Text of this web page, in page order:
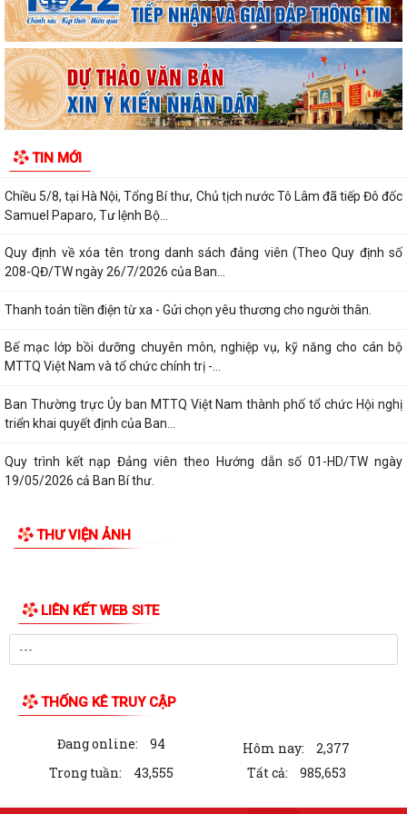
TIN MỚI
Trung tâm Dịch vụ sự nghiệp công xã Phú Thái đã tổ chức 08 lớp tập
huấn chuyển giao khoa học kỹ...
Công an xã Phú Thái phát hiện và xử lý 02 trường hợp đăng tải nội
dung xuyên tạc sai sự thật trên...
logistics", "Ghép đơn", "Nhiệm vụ...
Chiều 5/8, tại Hà Nội, Tổng Bí thư, Chủ tịch nước Tô Lâm đã tiếp Đô đốc
Samuel Paparo, Tư lệnh Bộ...
Quy định về xóa tên trong danh sách đảng viên (Theo Quy định số
208-QĐ/TW ngày 26/7/2026 của Ban...
Thanh toán tiền điện từ xa - Gửi chọn yêu thương cho người thân.
Bế mạc lớp bồi dưỡng chuyên môn, nghiệp vụ, kỹ năng cho cán bộ
MTTQ Việt Nam và tổ chức chính trị -...
Ban Thường trực Ủy ban MTTQ Việt Nam thành phố tổ chức Hội nghị
triển khai quyết định của Ban...
Quy trình kết nạp Đảng viên theo Hướng dẫn số 01-HD/TW ngày
19/05/2026 cả Ban Bí thư.
nguyên số.
Thực hiện chỉ đạo của Ban Tuyên giáo và Dân vận Thành ủy Hải
Phòng, Trạm Y tế xã Phú Thái trân...
tháng 8/2026.
Cơ hội không gõ cửa hai lần, thời gian không chờ đợi ai. Khi tinh thần
"không chậm trễ" thấm vào...
THƯ VIỆN ẢNH